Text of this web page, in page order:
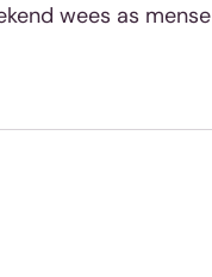
wees as mense